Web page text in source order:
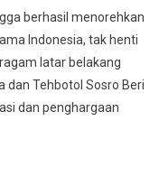
berhasil menorehkan
Indonesia, tak henti
latar belakang
dan Tehbotol Sosro Beri
dan penghargaan